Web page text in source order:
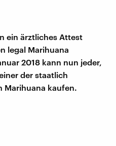
ein ärztliches Attest
legal Marihuana
2018 kann nun jeder,
der staatlich
Marihuana kaufen.